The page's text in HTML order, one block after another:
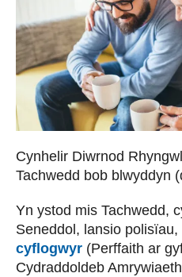
Cynhelir Diwrnod
Tachwedd bob blwyddyn
Yn ystod mis Tachwedd,
Seneddol, lansio polisïau,
cyflogwyr (Perffaith ar
Cydraddoldeb